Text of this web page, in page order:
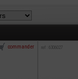
commander ref : 6306027